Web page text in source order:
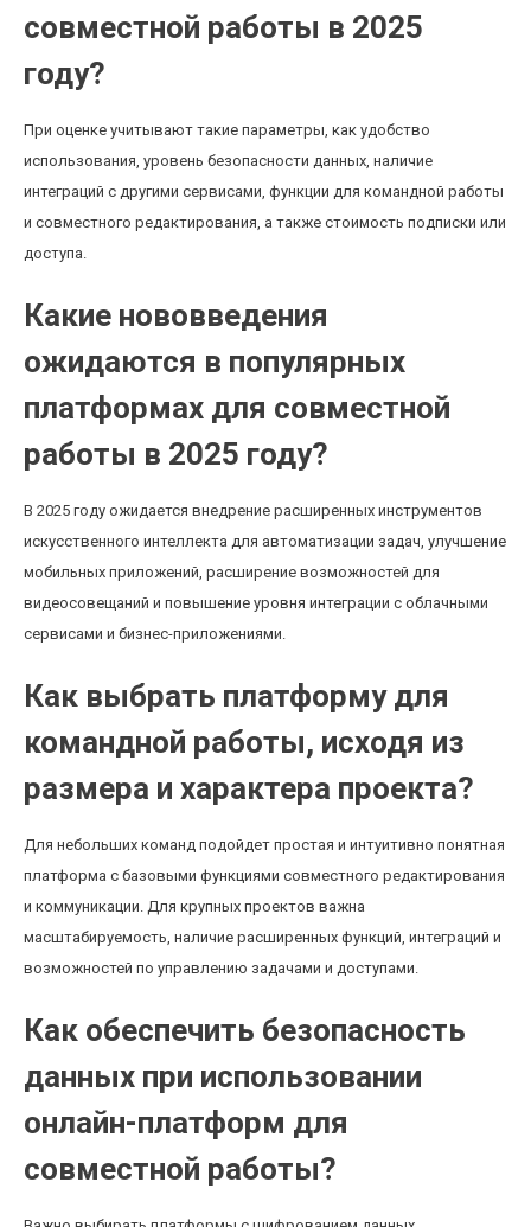
совместной работы в 2025
году?
При оценке учитывают такие параметры, как удобство
использования, уровень безопасности данных, наличие
интеграций с другими сервисами, функции для командной работы
и совместного редактирования, а также стоимость подписки или
доступа.
Какие нововведения
ожидаются в популярных
платформах для совместной
работы в 2025 году?
В 2025 году ожидается внедрение расширенных инструментов
искусственного интеллекта для автоматизации задач, улучшение
мобильных приложений, расширение возможностей для
видеосовещаний и повышение уровня интеграции с облачными
сервисами и бизнес-приложениями.
Как выбрать платформу для
командной работы, исходя из
размера и характера проекта?
Для небольших команд подойдет простая и интуитивно понятная
платформа с базовыми функциями совместного редактирования
и коммуникации. Для крупных проектов важна
масштабируемость, наличие расширенных функций, интеграций и
возможностей по управлению задачами и доступами.
Как обеспечить безопасность
данных при использовании
онлайн-платформ для
совместной работы?